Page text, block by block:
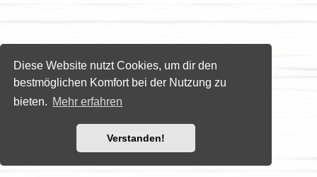
Diese Website nutzt Cookies, um dir den
bestmöglichen Komfort bei der Nutzung zu
bieten. Mehr erfahren
Verstanden!